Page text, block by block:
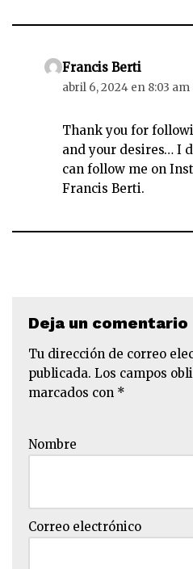
Francis Berti
abril 6, 2024 en 8:03 am
Thank you for
and your desires… I
can follow me on
Francis Berti.
Deja un comentario
Tu dirección de correo
publicada. Los campos
marcados con *
Nombre
Correo electrónico